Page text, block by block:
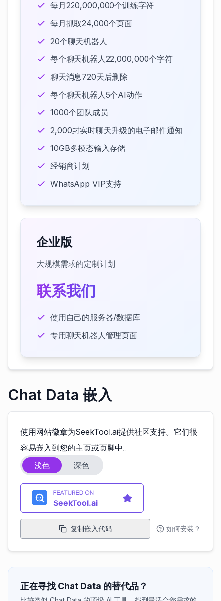
每月220,000,000个训练字符
每月抓取24,000个页面
20个聊天机器人
每个聊天机器人22,000,000个字符
聊天消息720天后删除
每个聊天机器人5个AI动作
1000个团队成员
2,000封实时聊天升级的电子邮件通知
10GB多模态输入存储
经销商计划
WhatsApp VIP支持
企业版
大规模需求的定制计划
联系我们
使用自己的服务器/数据库
专用聊天机器人管理页面
Chat Data 嵌入
使用网站徽章为SeekTool.ai提供社区支持。它们很
容易嵌入到您的主页或页脚中。
浅色
深色
复制嵌入代码 如何安装？
正在寻找 Chat Data 的替代品？